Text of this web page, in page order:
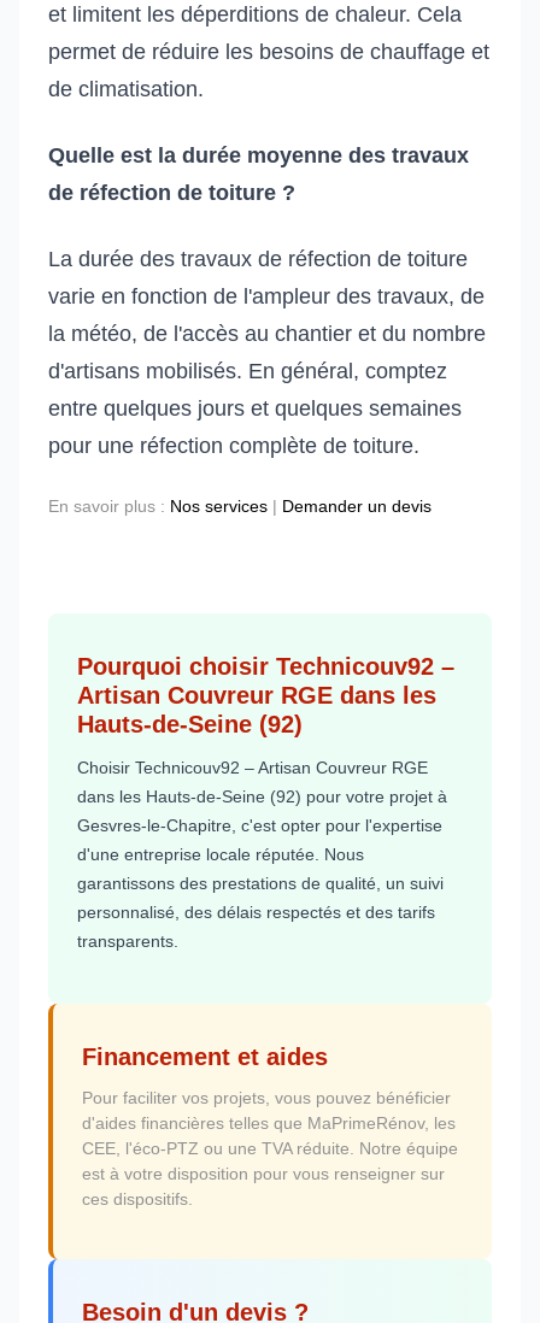
et limitent les déperditions de chaleur. Cela
permet de réduire les besoins de chauffage et
de climatisation.
Quelle est la durée moyenne des travaux
de réfection de toiture ?
La durée des travaux de réfection de toiture
varie en fonction de l'ampleur des travaux, de
la météo, de l'accès au chantier et du nombre
d'artisans mobilisés. En général, comptez
entre quelques jours et quelques semaines
pour une réfection complète de toiture.
En savoir plus : Nos services | Demander un devis
Pourquoi choisir Technicouv92 –
Artisan Couvreur RGE dans les
Hauts-de-Seine (92)
Choisir Technicouv92 – Artisan Couvreur RGE
dans les Hauts-de-Seine (92) pour votre projet à
Gesvres-le-Chapitre, c'est opter pour l'expertise
d'une entreprise locale réputée. Nous
garantissons des prestations de qualité, un suivi
personnalisé, des délais respectés et des tarifs
transparents.
Financement et aides
Pour faciliter vos projets, vous pouvez bénéficier
d'aides financières telles que MaPrimeRénov, les
CEE, l'éco-PTZ ou une TVA réduite. Notre équipe
est à votre disposition pour vous renseigner sur
ces dispositifs.
Besoin d'un devis ?